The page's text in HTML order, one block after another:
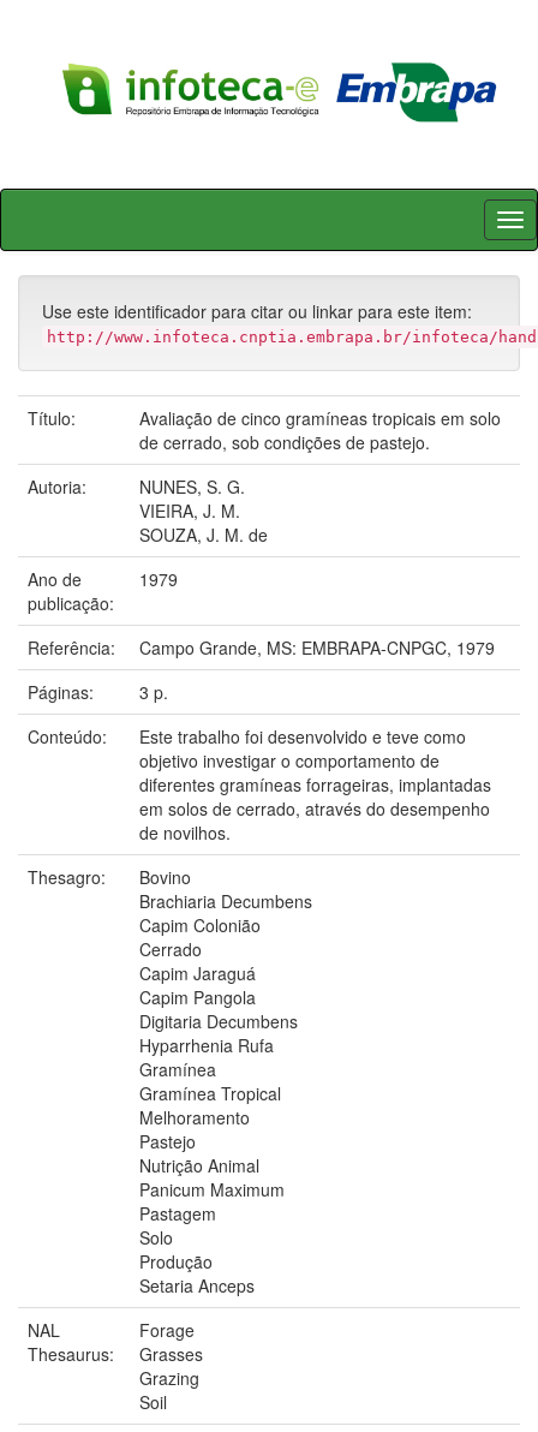
Skip
Use este identificador para citar ou linkar para este item:
http://www.infoteca.cnptia.embrapa.br/infoteca/
Título:
Avaliação de cinco gramíneas tropicais em solo
de cerrado, sob condições de pastejo.
Autoria:
NUNES, S. G.
VIEIRA, J. M.
SOUZA, J. M. de
Ano de
publicação:
1979
Referência:
Campo Grande, MS: EMBRAPA-CNPGC, 1979
Páginas:
3 p.
Conteúdo:
Este trabalho foi desenvolvido e teve como
objetivo investigar o comportamento de
diferentes gramíneas forrageiras, implantadas
em solos de cerrado, através do desempenho
de novilhos.
Thesagro:
Bovino
Brachiaria Decumbens
Capim Colonião
Cerrado
Capim Jaraguá
Capim Pangola
Digitaria Decumbens
Hyparrhenia Rufa
Gramínea
Gramínea Tropical
Melhoramento
Pastejo
Nutrição Animal
Panicum Maximum
Pastagem
Solo
Produção
Setaria Anceps
NAL
Thesaurus:
Forage
Grasses
Grazing
Soil